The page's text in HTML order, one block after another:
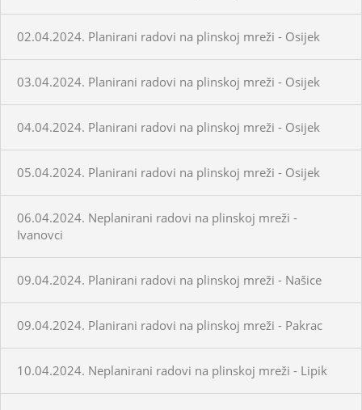
02.04.2024. Planirani radovi na plinskoj mreži - Osijek
03.04.2024. Planirani radovi na plinskoj mreži - Osijek
04.04.2024. Planirani radovi na plinskoj mreži - Osijek
05.04.2024. Planirani radovi na plinskoj mreži - Osijek
06.04.2024. Neplanirani radovi na plinskoj mreži -
Ivanovci
09.04.2024. Planirani radovi na plinskoj mreži - Našice
09.04.2024. Planirani radovi na plinskoj mreži - Pakrac
10.04.2024. Neplanirani radovi na plinskoj mreži - Lipik